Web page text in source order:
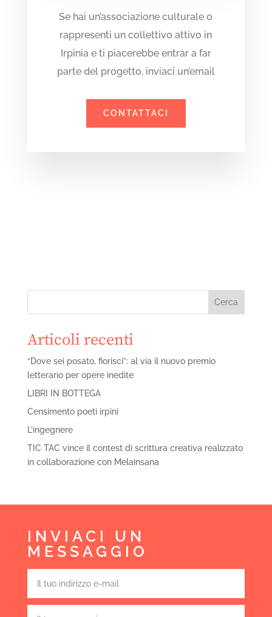
Se hai un’associazione culturale o
rappresenti un collettivo attivo in
Irpinia e ti piacerebbe entrar a far
parte del progetto, inviaci un’email
CONTATTACI
Cerca
Articoli recenti
“Dove sei posato, fiorisci”: al via il nuovo premio
letterario per opere inedite
LIBRI IN BOTTEGA
Censimento poeti irpini
L’ingegnere
TIC TAC vince il contest di scrittura creativa realizzato
in collaborazione con Melainsana
INVIACI UN
MESSAGGIO